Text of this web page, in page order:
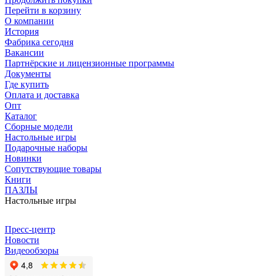
Перейти в корзину
О компании
История
Фабрика сегодня
Вакансии
Партнёрские и лицензионные программы
Документы
Где купить
Оплата и доставка
Опт
Каталог
Сборные модели
Настольные игры
Подарочные наборы
Новинки
Сопутствующие товары
Книги
ПАЗЛЫ
Настольные игры
Пресс-центр
Новости
Видеообзоры